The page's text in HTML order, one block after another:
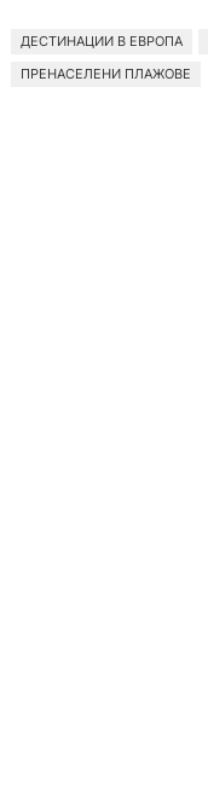
ДЕСТИНАЦИИ В ЕВРОПА
ПРЕНАСЕЛЕНИ ПЛАЖОВЕ